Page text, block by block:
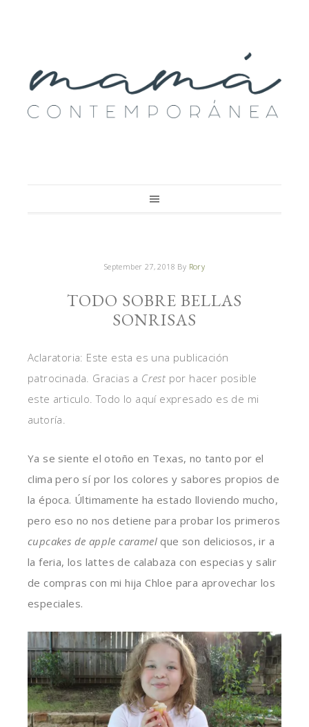
September 27, 2018 By Rory
TODO SOBRE BELLAS
SONRISAS
Aclaratoria: Este esta es una publicación
patrocinada. Gracias a Crest por hacer posible
este articulo. Todo lo aquí expresado es de mi
autoría.
Ya se siente el otoño en Texas, no tanto por el
clima pero sí por los colores y sabores propios de
la época. Últimamente ha estado lloviendo mucho,
pero eso no nos detiene para probar los primeros
cupcakes de apple caramel que son deliciosos, ir a
la feria, los lattes de calabaza con especias y salir
de compras con mi hija Chloe para aprovechar los
especiales.